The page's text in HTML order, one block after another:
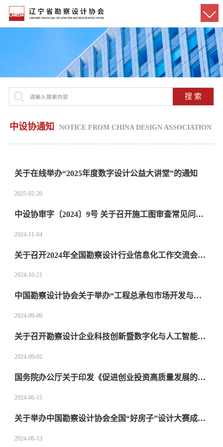
搜 索
中设协通知 NOTICE FROM CHINA DESIGN ASSOCIATION
关于在线举办“2025年度数字设计公益大讲堂”的通知
2025-02-20
中设协审字〔2024〕9号 关于召开施工图审查常见问题交流会的通知
2024-11-04
关于召开2024年全国勘察设计行业信息化工作交流会暨中国勘察设计协会信息化工作委员会2024年年会的通知
2024-10-21
中国勘察设计协会关于举办“工程总承包市场开发与项目管理关键岗位专业人才能力提升研修班”的通知
2024-09-09
关于召开勘察设计企业科技创新暨数字化与人工智能应用研讨会的通知
2024-09-02
国务院办公厅关于印发《促进创业投资高质量发展的若干政策措施》的通知
2024-06-15
关于举办中国勘察设计协会全国“好房子”设计大赛成果展 暨“新设计·新住宅·新生活”建筑设计交流会的通知
2024-06-13